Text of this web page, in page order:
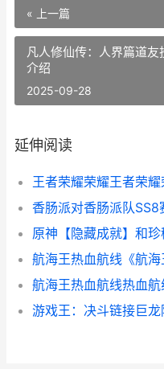
« 上一篇
凡人修仙传：人界篇道
介绍
2025-09-28
延伸阅读